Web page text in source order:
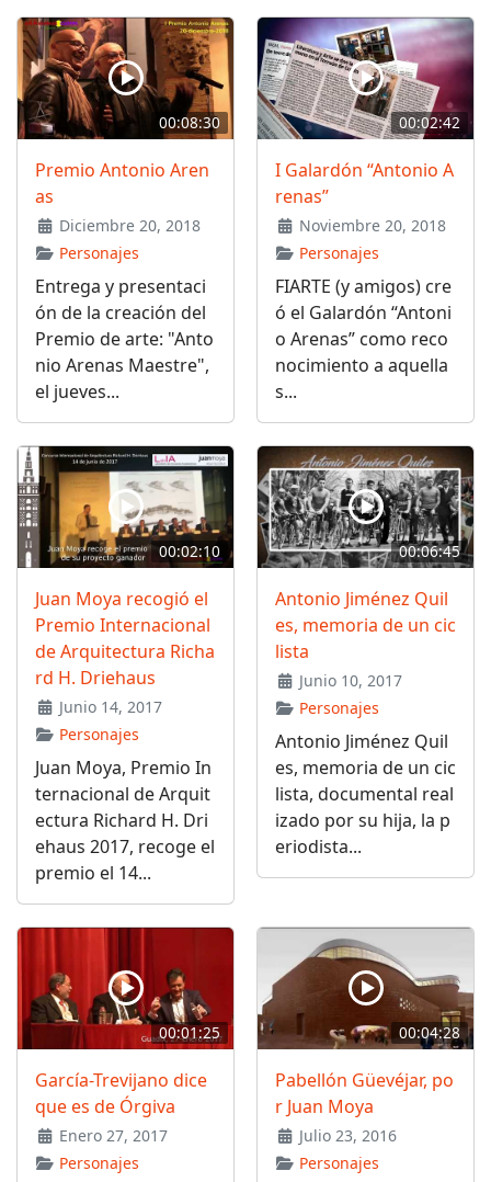
00:08:30
Premio Antonio Aren
as
Diciembre 20, 2018
Personajes
Entrega y presentaci
ón de la creación del
Premio de arte: "Anto
nio Arenas Maestre",
el jueves...
00:02:42
I Galardón “Antonio A
renas”
Noviembre 20, 2018
Personajes
FIARTE (y amigos) cre
ó el Galardón “Antoni
o Arenas” como reco
nocimiento a aquella
s...
00:02:10
Juan Moya recogió el
Premio Internacional
de Arquitectura Richa
rd H. Driehaus
Junio 14, 2017
Personajes
Juan Moya, Premio In
ternacional de Arquit
ectura Richard H. Dri
ehaus 2017, recoge el
premio el 14...
00:06:45
Antonio Jiménez Quil
es, memoria de un cic
lista
Junio 10, 2017
Personajes
Antonio Jiménez Quil
es, memoria de un cic
lista, documental real
izado por su hija, la p
eriodista...
00:01:25
García-Trevijano dice
que es de Órgiva
Enero 27, 2017
Personajes
00:04:28
Pabellón Güevéjar, po
r Juan Moya
Julio 23, 2016
Personajes